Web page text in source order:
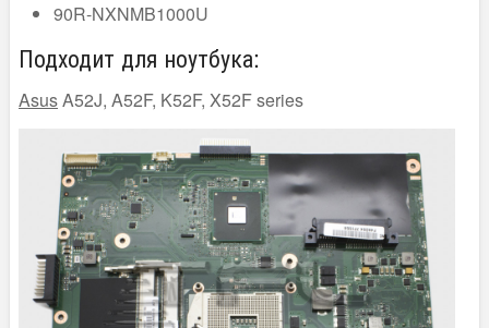
90R-NXNMB1000U
Подходит для ноутбука:
AsusA52J, A52F, K52F, X52F series